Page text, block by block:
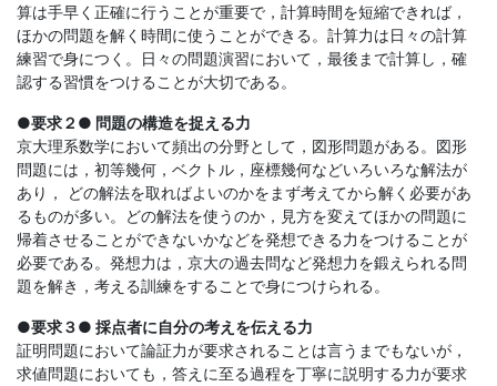
算は手早く正確に行うことが重要で，計算時間を短縮できれば，
ほかの問題を解く時間に使うことができる。計算力は日々の計算
練習で身につく。日々の問題演習において，最後まで計算し，確
認する習慣をつけることが大切である。
●要求２● 問題の構造を捉える力
京大理系数学において頻出の分野として，図形問題がある。図形
問題には，初等幾何，ベクトル，座標幾何などいろいろな解法が
あり， どの解法を取ればよいのかをまず考えてから解く必要があ
るものが多い。どの解法を使うのか，見方を変えてほかの問題に
帰着させることができないかなどを発想できる力をつけることが
必要である。発想力は，京大の過去問など発想力を鍛えられる問
題を解き，考える訓練をすることで身につけられる。
●要求３● 採点者に自分の考えを伝える力
証明問題において論証力が要求されることは言うまでもないが，
求値問題においても，答えに至る過程を丁寧に説明する力が要求